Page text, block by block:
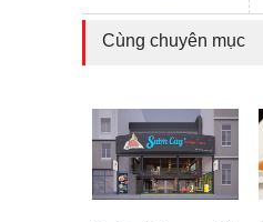
Cùng chuyên mục